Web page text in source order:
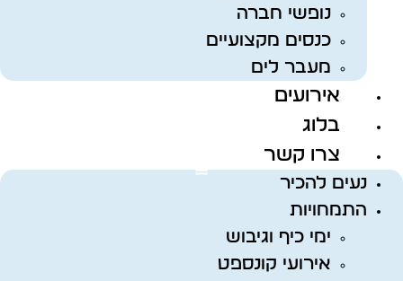
נופשי חברה
כנסים מקצועיים
מעבר לים
אירועים
בלוג
צרו קשר
נעים להכיר
התמחויות
ימי כיף וגיבוש
אירועי קונספט